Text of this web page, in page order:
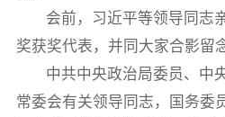
会前，习近平等领导同志
奖获奖代表，并同大家合影留
中共中央政治局委员、中
常委会有关领导同志，国务委